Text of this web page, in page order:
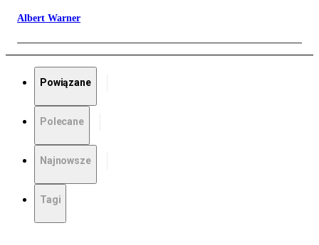
Albert Warner
Powiązane
Polecane
Najnowsze
Tagi